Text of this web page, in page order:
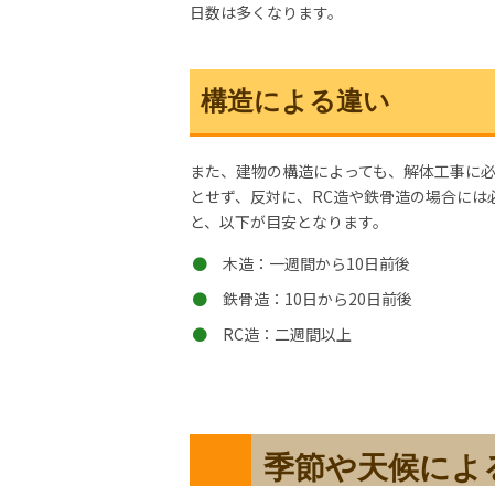
日数は多くなります。
構造による違い
また、建物の構造によっても、解体工事に
とせず、反対に、RC造や鉄骨造の場合に
と、以下が目安となります。
木造：一週間から10日前後
鉄骨造：10日から20日前後
RC造：二週間以上
季節や天候によ